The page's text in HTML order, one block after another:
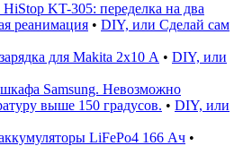
HiStop KT-305: переделка на два
реанимация • DIY, или Сделай сам
для Makita 2х10 А • DIY, или
Samsung. Невозможно
выше 150 градусов. • DIY, или
LiFePo4 166 Ач •